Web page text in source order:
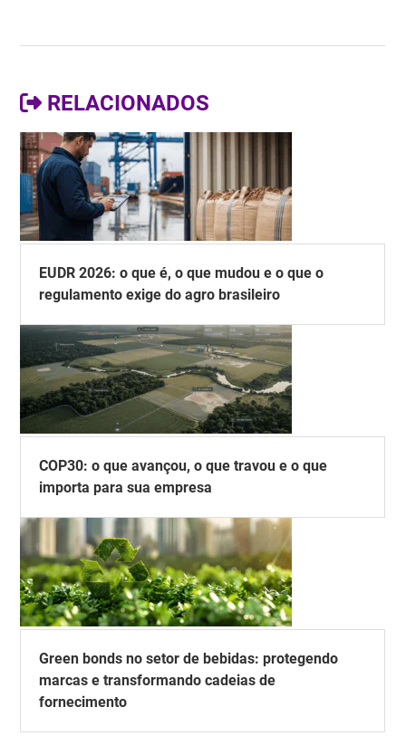
RELACIONADOS
EUDR 2026: o que é, o que mudou e o que o
regulamento exige do agro brasileiro
COP30: o que avançou, o que travou e o que
importa para sua empresa
Green bonds no setor de bebidas: protegendo
marcas e transformando cadeias de
fornecimento